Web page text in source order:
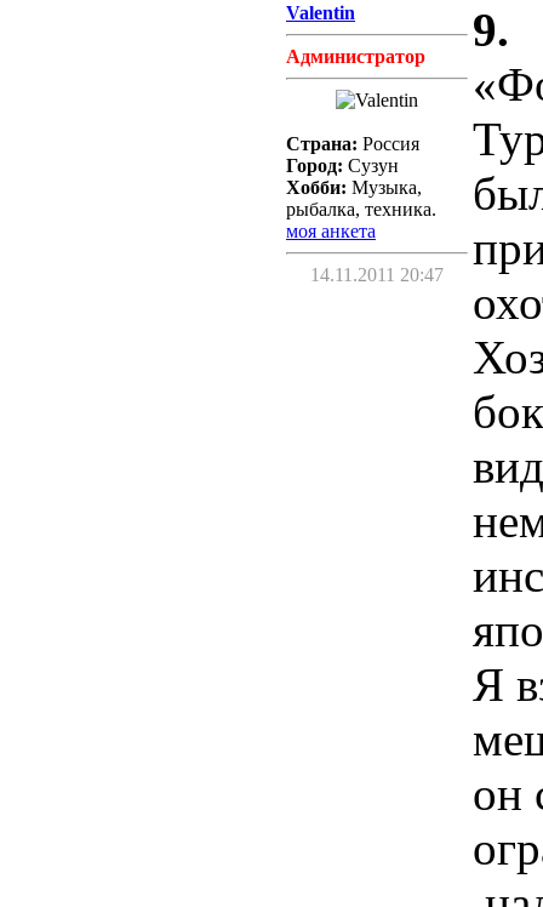
Valentin
Администратор
Страна: Россия
Город: Сузун
Хобби: Музыка,
рыбалка, техника.
моя анкета
14.11.2011 20:47
9.
Я
он